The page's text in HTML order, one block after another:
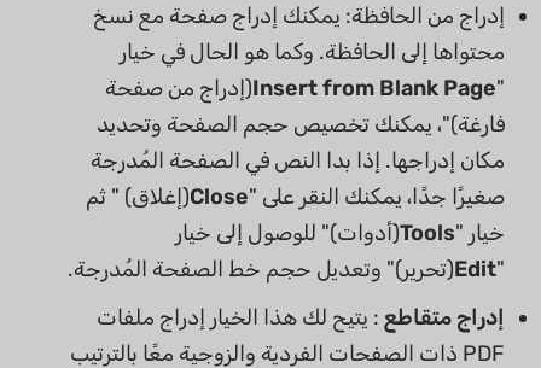
إدراج من الحافظة: يمكنك إدراج صفحة مع نسخ
محتواها إلى الحافظة. وكما هو الحال في خيار
"
Insert from Blank Page(إدراج من صفحة
فارغة)"، يمكنك تخصيص حجم الصفحة وتحديد
مكان إدراجها. إذا بدا النص في الصفحة المُدرجة
صغيرًا جدًا، يمكنك النقر على "Close(إغلاق) " ثم
خيار "Tools(أدوات)" للوصول إلى خيار
"
Edit(تحرير)" وتعديل حجم خط الصفحة المُدرجة.
إدراج متقاطع : يتيح لك هذا الخيار إدراج ملفات
PDF ذات الصفحات الفردية والزوجية معًا بالترتيب